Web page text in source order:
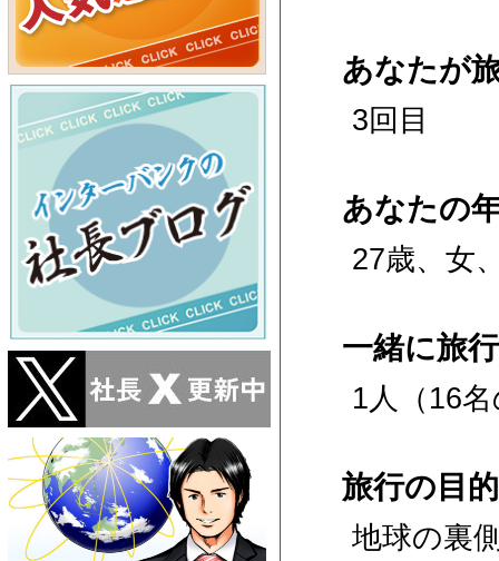
あなたが
3回目
あなたの
27歳、女
一緒に旅
1人（16
旅行の目的
地球の裏